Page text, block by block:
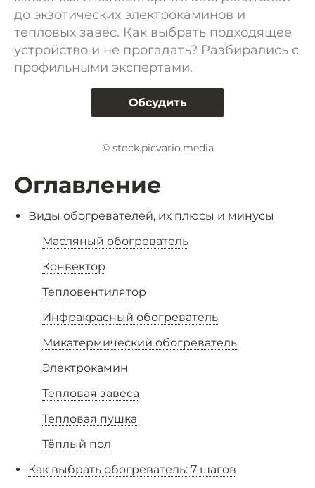
до экзотических электрокаминов и
тепловых завес. Как выбрать подходящее
устройство и не прогадать? Разбирались с
профильными экспертами.
Обсудить
© stock.picvario.media
Оглавление
Виды обогревателей, их плюсы и минусы
Масляный обогреватель
Конвектор
Тепловентилятор
Инфракрасный обогреватель
Микатермический обогреватель
Электрокамин
Тепловая завеса
Тепловая пушка
Тёплый пол
Как выбрать обогреватель: 7 шагов